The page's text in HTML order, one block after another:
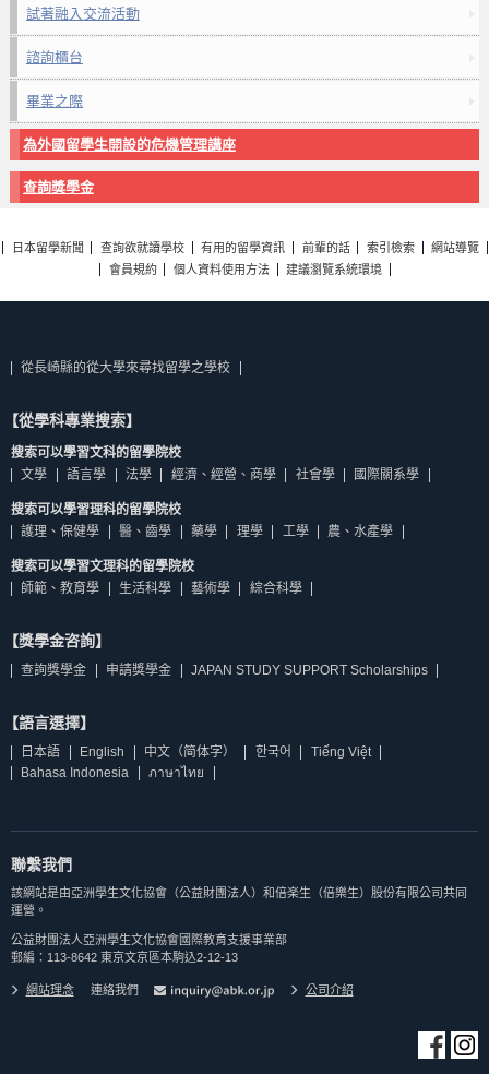
試著融入交流活動
諮詢櫃台
畢業之際
為外國留學生開設的危機管理講座
查詢獎學金
日本留學新聞 查詢欲就讀學校 有用的留學資訊 前輩的話 索引檢索
網站導覽
會員規約
個人資料使用方法 建議瀏覽系統環境
從長崎縣的從大學來尋找留學之學校
【從學科專業搜索】
搜索可以學習文科的留學院校
文學
語言學 法學 經濟、經營、商學 社會學 國際關系學
搜索可以學習理科的留學院校
護理、保健學
醫、齒學 藥學 理學 工學 農、水產學
搜索可以學習文理科的留學院校
師範、教育學
生活科學 藝術學 綜合科學
【獎學金咨詢】
查詢獎學金 申請獎學金 JAPAN STUDY SUPPORT Scholarships
【語言選擇】
日本語 English 中文（简体字） 한국어
Tiếng Việt
Bahasa Indonesia
ภาษาไทย
聯繫我們
該網站是由亞洲學生文化協會（公益財團法人）和倍楽生（倍樂生）股份有限公司共同
運營。
公益財團法人亞洲學生文化協會國際教育支援事業部
郵編：113-8642 東京文京區本駒込2-12-13
網站理念 連絡我們 公司介紹